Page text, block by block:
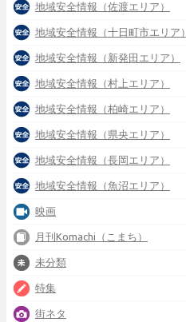
地域安全情報（佐渡エリア）
地域安全情報（十日町市エリア）
地域安全情報（新発田エリア）
地域安全情報（村上エリア）
地域安全情報（柏崎エリア）
地域安全情報（県央エリア）
地域安全情報（長岡エリア）
地域安全情報（魚沼エリア）
映画
月刊Komachi（こまち）
未分類
特集
街ネタ